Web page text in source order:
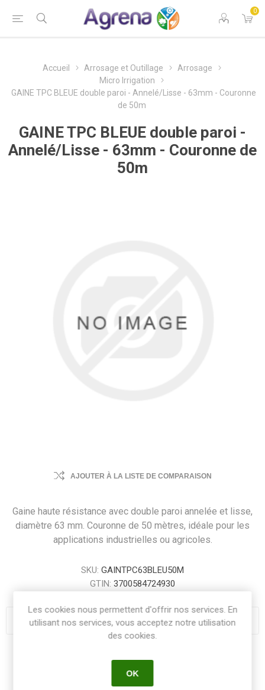
0
Accueil Arrosage et Outillage
Arrosage
Micro Irrigation
GAINE TPC BLEUE double paroi - Annelé/Lisse - 63mm - Couronne
de 50m
GAINE TPC BLEUE double paroi -
Annelé/Lisse - 63mm - Couronne de
50m
AJOUTER À LA LISTE DE COMPARAISON
Gaine haute résistance avec double paroi annelée et lisse,
diamètre 63 mm. Couronne de 50 mètres, idéale pour les
applications industrielles ou agricoles.
SKU: GAINTPC63BLEU50M
GTIN: 3700584724930
Share:
Les cookies nous permettent d'offrir nos services. En
utilisant nos services, vous acceptez notre utilisation
des cookies.
OK